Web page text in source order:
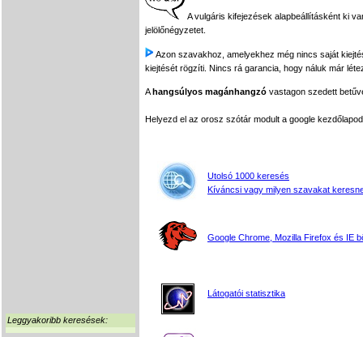
Leggyakoribb keresések:
A vulgáris kifejezések alapbeállításként ki
jelölőnégyzetet.
Azon szavakhoz, amelyekhez még nincs saját
kiejtését rögzíti. Nincs rá garancia, hogy náluk már
Ahangsúlyos magánhangzó vastagon szedett
Helyezd el az orosz szótár modult a google
Utolsó 1000 keresés
Kíváncsi vagy milyen szavakat
Google Chrome, Mozilla Firefox és IE
Látogatói statisztika